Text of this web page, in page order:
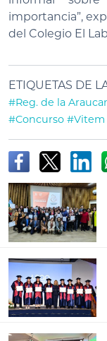
importancia”,
del Colegio El
ETIQUETAS DE
#Reg. de la
#Concurso #Vitem